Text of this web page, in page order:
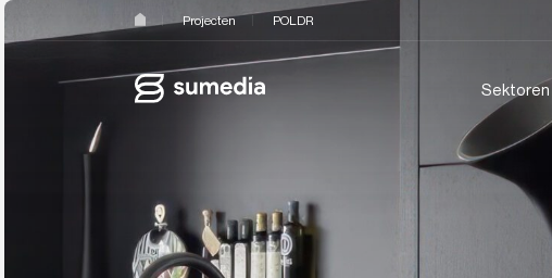
Projecten POLDR
Sektoren